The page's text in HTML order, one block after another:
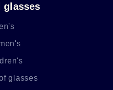
glasses
glasses